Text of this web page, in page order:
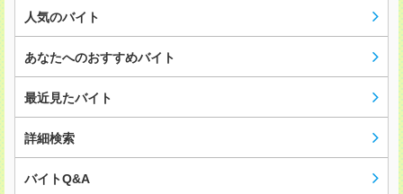
人気のバイト
あなたへのおすすめバイト
最近見たバイト
詳細検索
バイトQ&A